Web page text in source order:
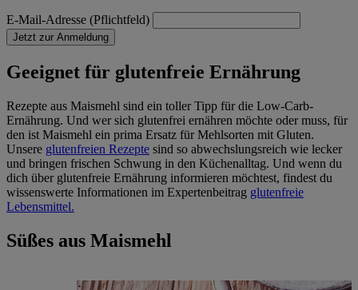
E-Mail-Adresse (Pflichtfeld)
Jetzt zur Anmeldung
Geeignet für glutenfreie Ernährung
Rezepte aus Maismehl sind ein toller Tipp für die Low-Carb-
Ernährung. Und wer sich glutenfrei ernähren möchte oder muss, für
den ist Maismehl ein prima Ersatz für Mehlsorten mit Gluten.
Unsere glutenfreien Rezepte sind so abwechslungsreich wie lecker
und bringen frischen Schwung in den Küchenalltag. Und wenn du
dich über glutenfreie Ernährung informieren möchtest, findest du
wissenswerte Informationen im Expertenbeitrag glutenfreie
Lebensmittel.
Süßes aus Maismehl